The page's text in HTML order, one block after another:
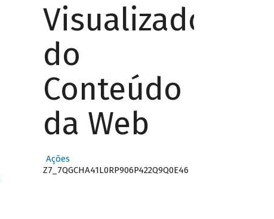
Visualizador
do
Conteúdo
da Web
Ações
Z7_7QGCHA41L0RP906P422Q9Q0E46